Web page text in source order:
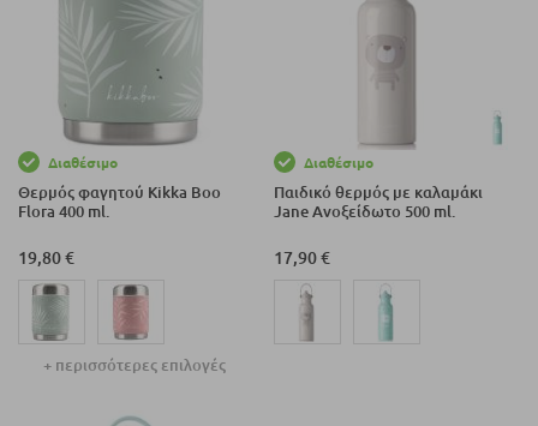
Διαθέσιμο
Θερμός φαγητού Kikka Boo
Flora 400 ml.
19,80 €
+ περισσότερες επιλογές
Διαθέσιμο
Παιδικό θερμός με καλαμάκι
Jane Ανοξείδωτο 500 ml.
17,90 €